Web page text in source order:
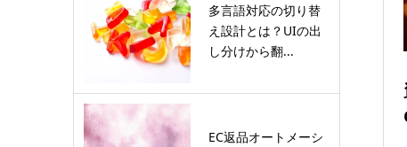
多言語対応の切り替
え設計とは？UIの出
し分けから翻...
EC返品オートメーシ